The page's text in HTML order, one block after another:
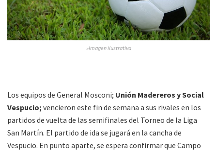
»Imagen ilustrativa
Los equipos de General Mosconi; Unión Madereros y Social
Vespucio; vencieron este fin de semana a sus rivales en los
partidos de vuelta de las semifinales del Torneo de la Liga
San Martín. El partido de ida se jugará en la cancha de
Vespucio. En punto aparte, se espera confirmar que Campo